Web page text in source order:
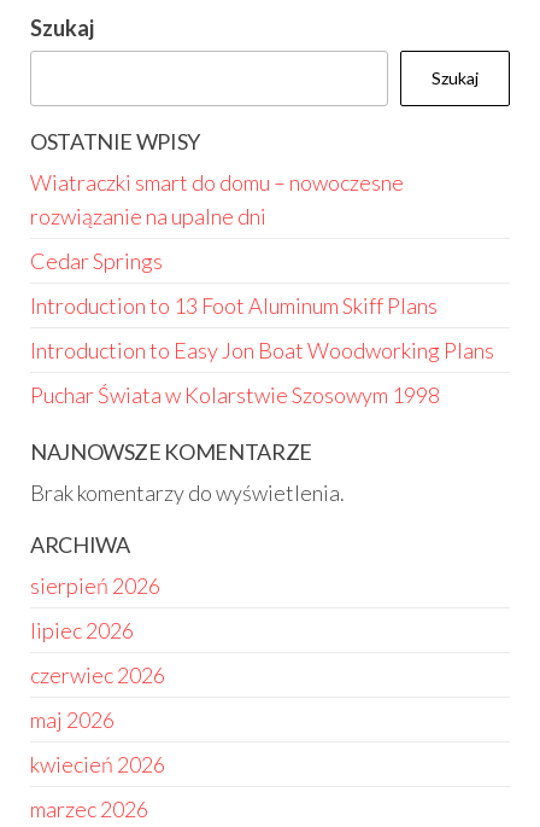
Szukaj
Szukaj
OSTATNIE WPISY
Wiatraczki smart do domu – nowoczesne
rozwiązanie na upalne dni
Cedar Springs
Introduction to 13 Foot Aluminum Skiff Plans
Introduction to Easy Jon Boat Woodworking Plans
Puchar Świata w Kolarstwie Szosowym 1998
NAJNOWSZE KOMENTARZE
Brak komentarzy do wyświetlenia.
ARCHIWA
sierpień 2026
lipiec 2026
czerwiec 2026
maj 2026
kwiecień 2026
marzec 2026